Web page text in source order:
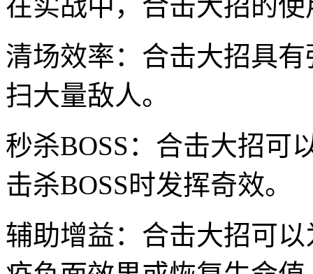
清场效率：合击大招具
扫大量敌人。
秒杀BOSS：合击大招可
击杀BOSS时发挥奇效。
辅助增益：合击大招可